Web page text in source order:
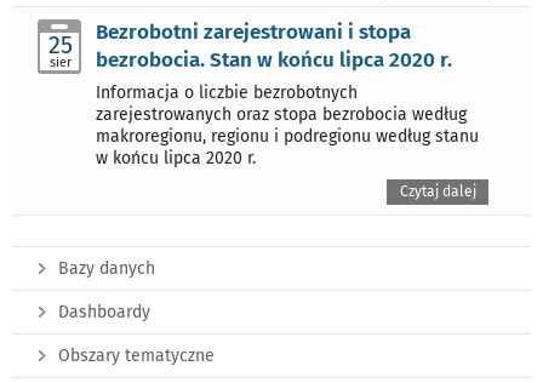
25
sier
Bezrobotni zarejestrowani i stopa
bezrobocia. Stan w końcu lipca 2020 r.
Informacja o liczbie bezrobotnych
zarejestrowanych oraz stopa bezrobocia według
makroregionu, regionu i podregionu według stanu
w końcu lipca 2020 r.
Czytaj dalej
Bazy danych
Dashboardy
Obszary tematyczne